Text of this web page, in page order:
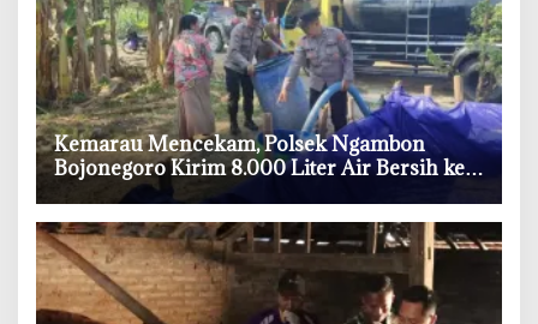
‎Kemarau Mencekam, Polsek Ngambon
Bojonegoro Kirim 8.000 Liter Air Bersih ke
Warga Bondol